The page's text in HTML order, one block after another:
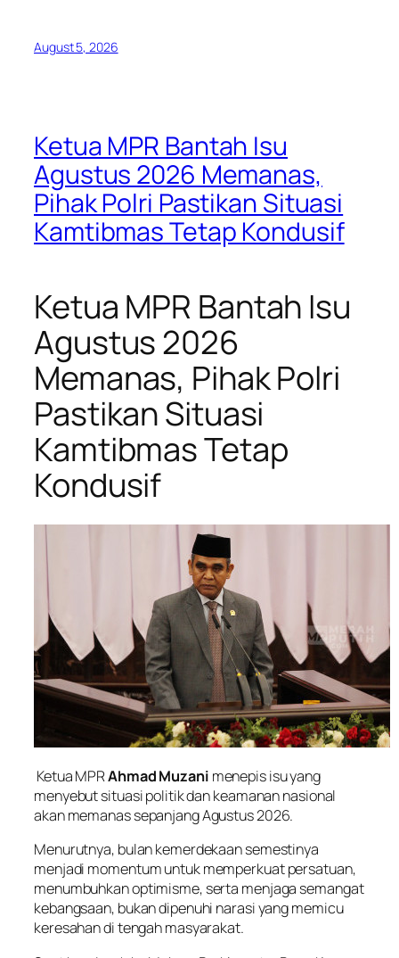
August 5, 2026
Ketua MPR Bantah Isu
Agustus 2026 Memanas,
Pihak Polri Pastikan Situasi
Kamtibmas Tetap Kondusif
Ketua MPR Bantah Isu
Agustus 2026
Memanas, Pihak Polri
Pastikan Situasi
Kamtibmas Tetap
Kondusif
Ketua MPRAhmad Muzani menepis isu yang
menyebut situasi politik dan keamanan nasional
akan memanas sepanjang Agustus 2026.
Menurutnya, bulan kemerdekaan semestinya
menjadi momentum untuk memperkuat persatuan,
menumbuhkan optimisme, serta menjaga semangat
kebangsaan, bukan dipenuhi narasi yang memicu
keresahan di tengah masyarakat.